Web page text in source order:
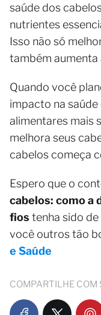
saúde dos
nutrientes
Isso não só
também aumenta
Quando você
impacto na
alimentares mais
melhora seus
cabelos começa
Espero que o
cabelos: como a
fios tenha sido
você outros tão
e Saúde
COMPARTILHE COM